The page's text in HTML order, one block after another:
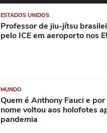
ESTADOS UNIDOS
Professor de jiu-jítsu
pelo ICE em aeroporto nos
MUNDO
Quem é Anthony Fauci e
nome voltou aos holofotes
pandemia